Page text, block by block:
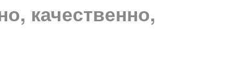
качественно,